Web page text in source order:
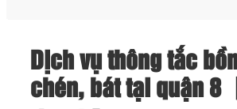
Dịch vụ thông tắc
chén, bát tại quận 8